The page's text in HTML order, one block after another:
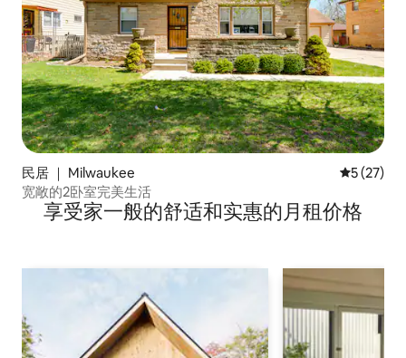
民居 ｜ Milwaukee 平均评分
5 (27)
宽敞的2卧室完美生活
享受家一般的舒适和实惠的月租价格